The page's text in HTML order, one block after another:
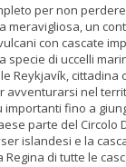
per non
meravigliosa, un
con cascate
specie di uccelli
Reykjavík, cittadina
avventurarsi nel
importanti fino a
parte del Circolo
islandesi e la
Regina di tutte le